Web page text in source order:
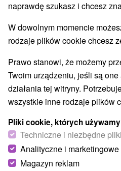
Aquaparki, baseny
Atrakcje dla dzieci(17)
Ogrody botaniczne(2)
Muzea i galerie (4) Atrakcje
Wsie i miasta
naprawdę szukasz i chcesz
W dowolnym momencie
rodzaje plików cookie chcesz
Prawo stanowi, że możemy
Twoim urządzeniu, jeśli są
działania tej witryny.
wszystkie inne rodzaje plików
Pliki cookie, których używamy
Techniczne i niezbędne
Analityczne i
Magazyn reklam